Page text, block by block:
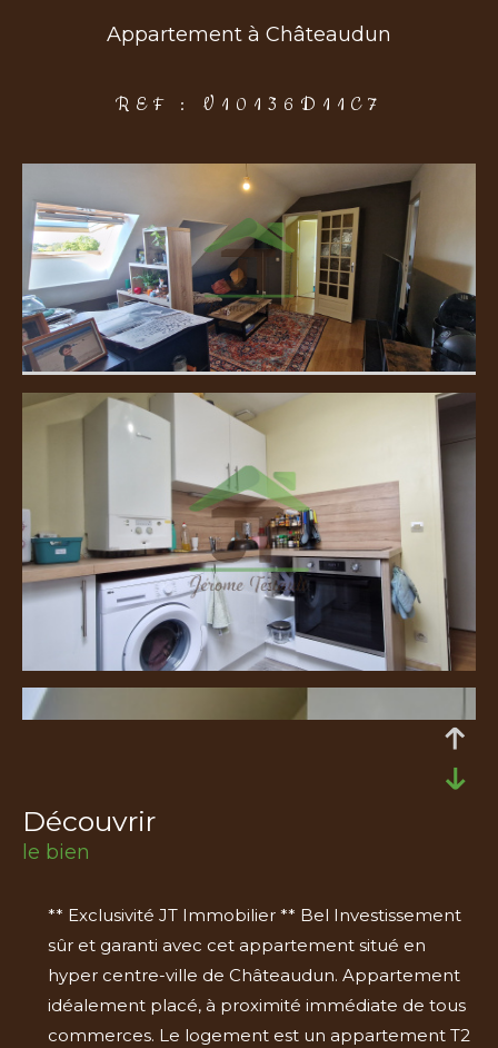
Appartement à Châteaudun
REF : V10136D11C7
découvrir
le bien
** Exclusivité JT Immobilier ** Bel Investissement
sûr et garanti avec cet appartement situé en
hyper centre-ville de Châteaudun. Appartement
idéalement placé, à proximité immédiate de tous
commerces. Le logement est un appartement T2